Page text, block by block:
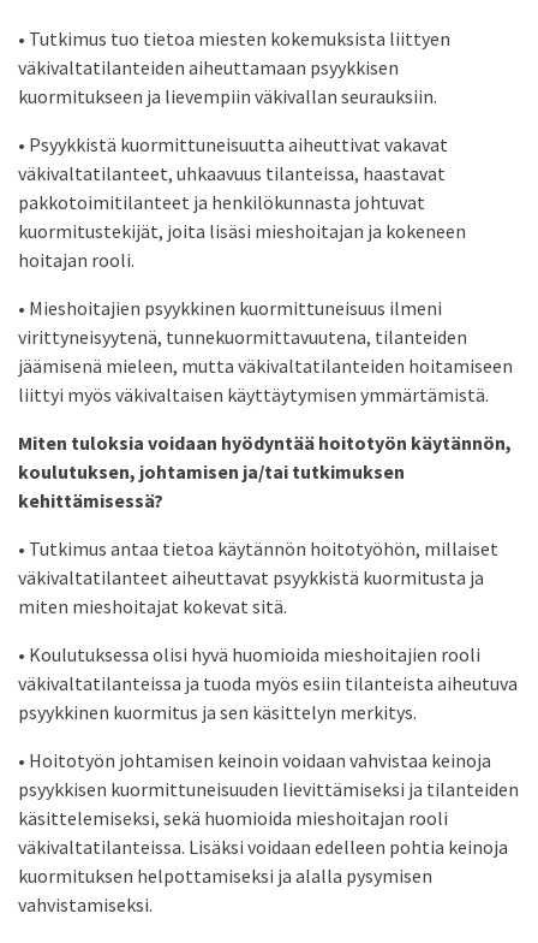
• Tutkimus tuo tietoa miesten kokemuksista liittyen
väkivaltatilanteiden aiheuttamaan psyykkisen
kuormitukseen ja lievempiin väkivallan seurauksiin.
• Psyykkistä kuormittuneisuutta aiheuttivat vakavat
väkivaltatilanteet, uhkaavuus tilanteissa, haastavat
pakkotoimitilanteet ja henkilökunnasta johtuvat
kuormitustekijät, joita lisäsi mieshoitajan ja kokeneen
hoitajan rooli.
• Mieshoitajien psyykkinen kuormittuneisuus ilmeni
virittyneisyytenä, tunnekuormittavuutena, tilanteiden
jäämisenä mieleen, mutta väkivaltatilanteiden hoitamiseen
liittyi myös väkivaltaisen käyttäytymisen ymmärtämistä.
Miten tuloksia voidaan hyödyntää hoitotyön käytännön,
koulutuksen, johtamisen ja/tai tutkimuksen
kehittämisessä?
• Tutkimus antaa tietoa käytännön hoitotyöhön, millaiset
väkivaltatilanteet aiheuttavat psyykkistä kuormitusta ja
miten mieshoitajat kokevat sitä.
• Koulutuksessa olisi hyvä huomioida mieshoitajien rooli
väkivaltatilanteissa ja tuoda myös esiin tilanteista aiheutuva
psyykkinen kuormitus ja sen käsittelyn merkitys.
• Hoitotyön johtamisen keinoin voidaan vahvistaa keinoja
psyykkisen kuormittuneisuuden lievittämiseksi ja tilanteiden
käsittelemiseksi, sekä huomioida mieshoitajan rooli
väkivaltatilanteissa. Lisäksi voidaan edelleen pohtia keinoja
kuormituksen helpottamiseksi ja alalla pysymisen
vahvistamiseksi.